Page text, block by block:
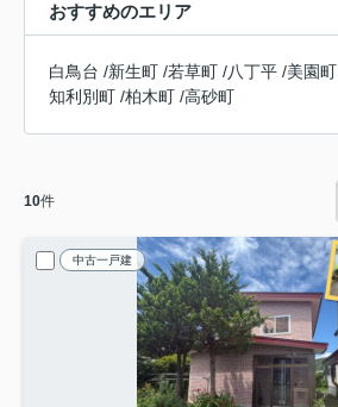
おすすめのエリア
白鳥台 /新生町 /若草町 /八丁平 /美園町
知利別町 /柏木町 /高砂町
10件
中古一戸建